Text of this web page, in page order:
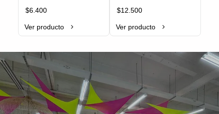
PLU   000479
$6.400
Ver producto
$12.500
Ver producto